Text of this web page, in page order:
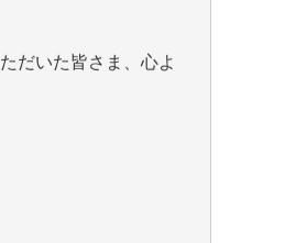
だいた皆さま、心よ